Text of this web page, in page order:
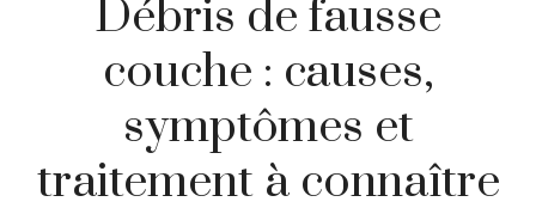
Débris de fausse
couche : causes,
symptômes et
traitement à connaître